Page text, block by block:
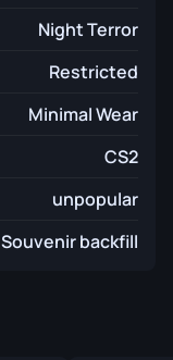
Night Terror
Restricted
Minimal Wear
CS2
unpopular
Souvenir backfill